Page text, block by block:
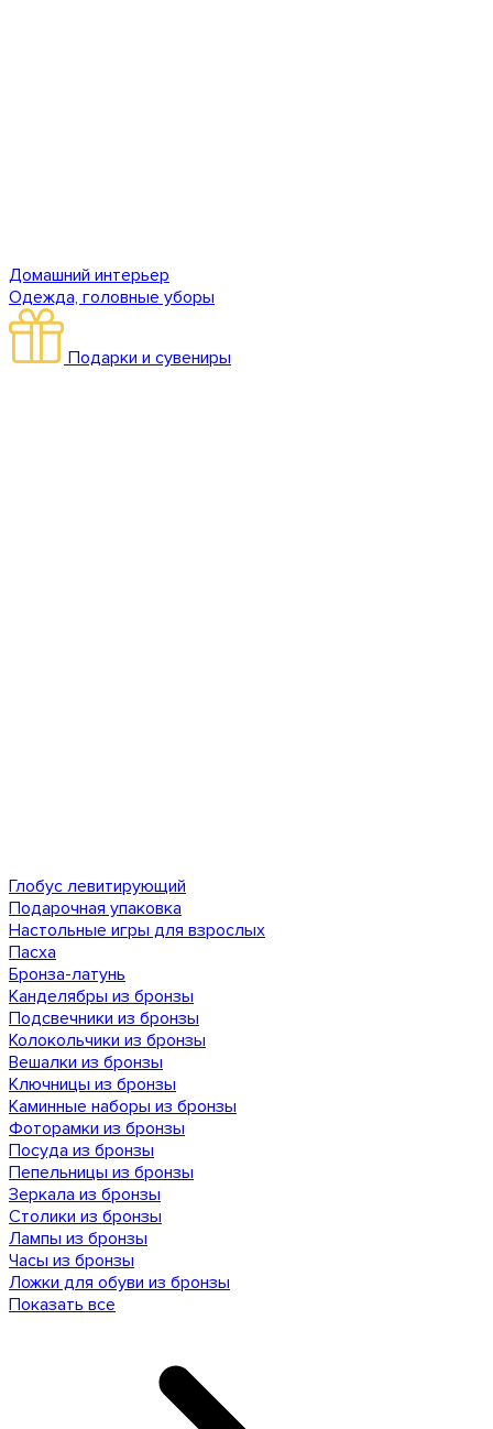
Домашний интерьер
Одежда, головные уборы
Подарки и сувениры
Глобус левитирующий
Подарочная упаковка
Настольные игры для взрослых
Пасха
Бронза-латунь
Канделябры из бронзы
Подсвечники из бронзы
Колокольчики из бронзы
Вешалки из бронзы
Ключницы из бронзы
Каминные наборы из бронзы
Фоторамки из бронзы
Посуда из бронзы
Пепельницы из бронзы
Зеркала из бронзы
Столики из бронзы
Лампы из бронзы
Часы из бронзы
Ложки для обуви из бронзы
Показать все